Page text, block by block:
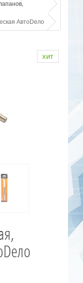
АвтоDело
хит